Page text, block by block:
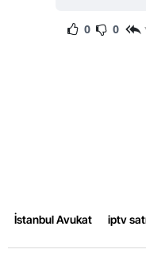
0 0
İstanbul Avukat iptv